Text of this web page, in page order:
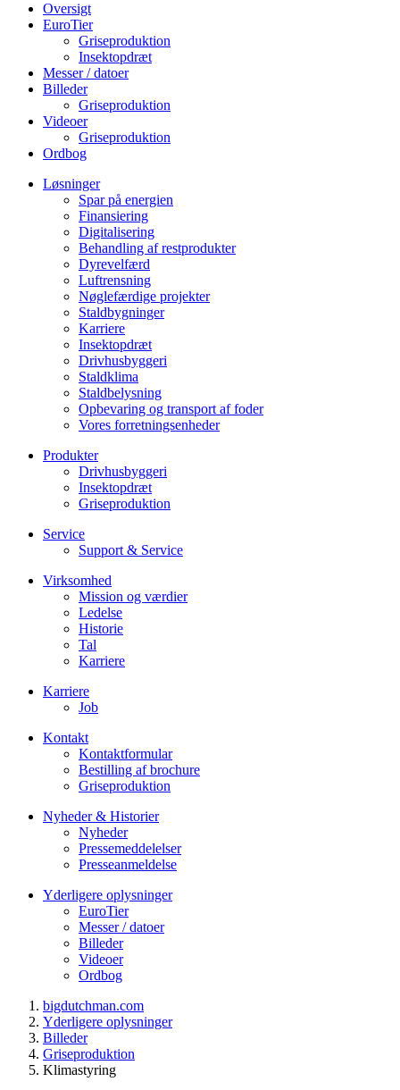
Oversigt
EuroTier
Griseproduktion
Insektopdræt
Messer / datoer
Billeder
Griseproduktion
Videoer
Griseproduktion
Ordbog
Løsninger
Spar på energien
Finansiering
Digitalisering
Behandling af restprodukter
Dyrevelfærd
Luftrensning
Nøglefærdige projekter
Staldbygninger
Karriere
Insektopdræt
Drivhusbyggeri
Staldklima
Staldbelysning
Opbevaring og transport af foder
Vores forretningsenheder
Produkter
Drivhusbyggeri
Insektopdræt
Griseproduktion
Service
Support & Service
Virksomhed
Mission og værdier
Ledelse
Historie
Tal
Karriere
Karriere
Job
Kontakt
Kontaktformular
Bestilling af brochure
Griseproduktion
Nyheder & Historier
Nyheder
Pressemeddelelser
Presseanmeldelse
Yderligere oplysninger
EuroTier
Messer / datoer
Billeder
Videoer
Ordbog
bigdutchman.com
Yderligere oplysninger
Billeder
Griseproduktion
Klimastyring